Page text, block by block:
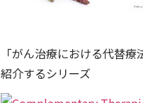
「がん治療における代替
紹介するシリーズ